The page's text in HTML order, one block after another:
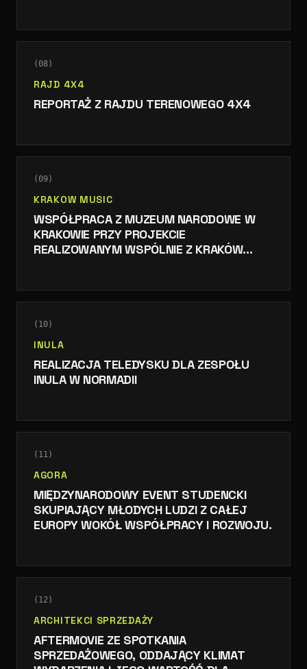
WARSZTATAMI, KALENDARZEM WYDARZEŃ
(08)
RAJD 4X4
REPORTAŻ Z RAJDU TERENOWEGO 4X4
(09)
KRAKOW MUSIC
WSPÓŁPRACA Z MUZEUM NARODOWE W
KRAKOWIE PRZY PROJEKCIE
REALIZOWANYM WSPÓLNIE Z KRAKÓW
( 10)
INULA
REALIZACJA TELEDYSKU DLA ZESPOŁU
INULA W NORMADII
( 11)
AGORA
MIĘDZYNARODOWY EVENT STUDENCKI
SKUPIAJĄCY MŁODYCH LUDZI Z CAŁEJ
EUROPY WOKÓŁ WSPÓŁPRACY I ROZWOJU.
( 12 )
ARCHITEKCI SPRZEDAŻY
AFTERMOVIE ZE SPOTKANIA
SPRZEDAŻOWEGO, ODDAJĄCY KLIMAT